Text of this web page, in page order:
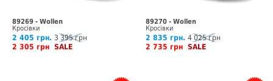
89269 - Wollen
Кросівки
2 405 грн. 3 395 грн
2 305 грн SALE
89270 - Wollen
Кросівки
2 835 грн. 4 025 грн
2 735 грн SALE